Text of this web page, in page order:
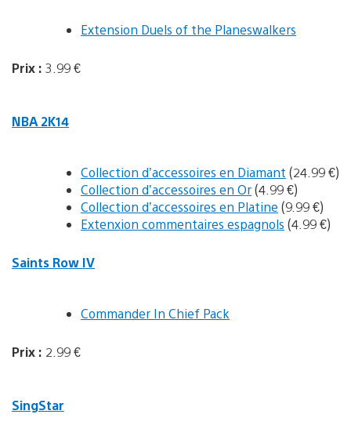
Extension Duels of the Planeswalkers
Prix : 3.99 €
NBA 2K14
Collection d’accessoires en Diamant (24.99 €)
Collection d’accessoires en Or(4.99 €)
Collection d’accessoires en Platine (9.99 €)
Extenxion commentaires espagnols (4.99 €)
Saints Row IV
Commander In Chief Pack
Prix : 2.99 €
SingStar